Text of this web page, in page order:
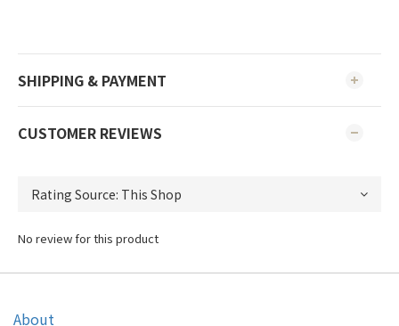
SHIPPING & PAYMENT
CUSTOMER REVIEWS
No review for this product
About